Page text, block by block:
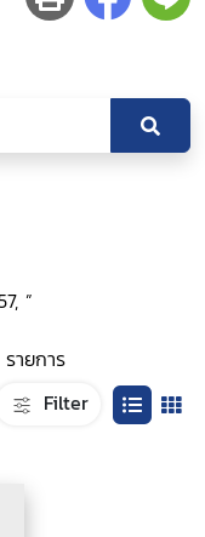
”
ายการ
Filter